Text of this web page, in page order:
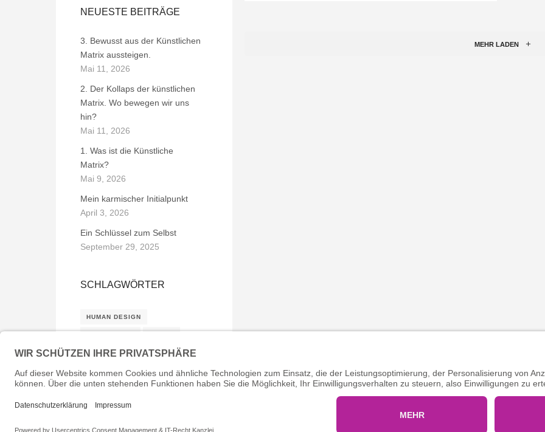
MEHR LADEN
NEUESTE BEITRÄGE
3. Bewusst aus der Künstlichen
Matrix aussteigen.
Mai 11, 2026
2. Der Kollaps der künstlichen
Matrix. Wo bewegen wir uns
hin?
Mai 11, 2026
1. Was ist die Künstliche
Matrix?
Mai 9, 2026
Mein karmischer Initialpunkt
April 3, 2026
Ein Schlüssel zum Selbst
September 29, 2025
SCHLAGWÖRTER
HUMAN DESIGN
KÜNSTLICHE MATRIX
MEDIALITÄT